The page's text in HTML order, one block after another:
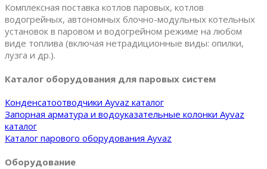
Комплексная поставка котлов паровых, котлов
водогрейных, автономных блочно-модульных котельных
установок в паровом и водогрейном режиме на любом
виде топлива (включая нетрадиционные виды: опилки,
лузга и др.).
Каталог оборудования для паровых систем
Конденсатоотводчики Ayvaz каталог
Запорная арматура и водоуказательные колонки Ayvaz
каталог
Каталог парового оборудования Ayvaz
Оборудование